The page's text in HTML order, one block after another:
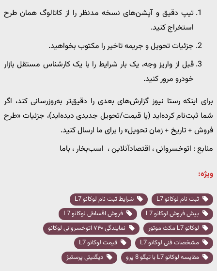
تیپ دقیق و آپشن‌های نسخه مدنظر را از کاتالوگ همان طرح
استخراج کنید.
جزئیات تحویل و جریمه تاخیر را مکتوب بخواهید.
قبل از واریز وجه، یک بار شرایط را با یک کارشناس مستقل بازار
خودرو مرور کنید.
برای اینکه رستا نیوز گزارش‌های بعدی را دقیق‌تر به‌روزرسانی کند، اگر
شما ثبت‌نام کرده‌اید (یا قیمت/تحویل جدیدی دیده‌اید)، جزئیات «طرح
فروش + تاریخ + زمان تحویل» را برای ما ارسال کنید.
منابع : اتوخسروانی ، اقتصادآنلاین ، اسب‌بخار ، باما
ویژه:
ثبت نام لوکانو L7
شرایط ثبت نام لوکانو L7
پیش فروش لوکانو L7
فروش اقساطی لوکانو L7
لوکانو L7 مکث موتور
نمایندگی ۷۴۰ اتوخسروانی لوکانو
مشخصات فنی لوکانو L7
قیمت لوکانو L7
مقایسه لوکانو L7 با تیگو 8 پرو
دیگنیتی پرستیژ